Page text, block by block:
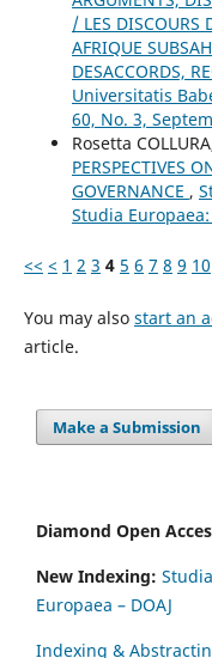
/ LES DISCOURS
AFRIQUE
DESACCORDS,
Universitatis
60, No. 3,
Rosetta
PERSPECTIVES
GOVERNANCE ,
Studia
<< < 1 2 3 4 5 6 7 8 9 10
You may also start an
article.
Make a Submission
Diamond Open
New Indexing:
Europaea – DOAJ
Indexing &